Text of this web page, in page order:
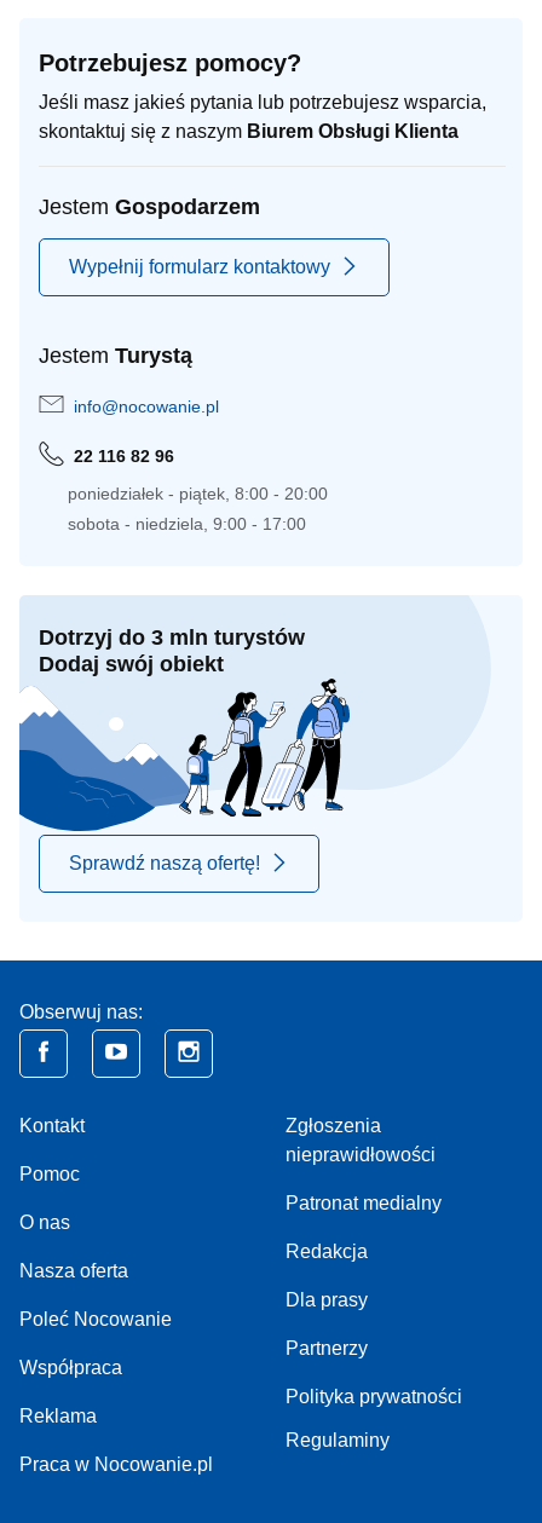
Potrzebujesz pomocy?
Jeśli masz jakieś pytania lub potrzebujesz wsparcia,
skontaktuj się z naszym Biurem Obsługi Klienta
Jestem Gospodarzem
Wypełnij formularz kontaktowy
Jestem Turystą
info@nocowanie.pl
22 116 82 96
poniedziałek - piątek, 8:00 - 20:00
sobota - niedziela, 9:00 - 17:00
Dotrzyj do 3 mln turystów
Dodaj swój obiekt
Sprawdź naszą ofertę!
Obserwuj nas:
Kontakt
Pomoc
O nas
Nasza oferta
Poleć Nocowanie
Współpraca
Reklama
Praca w Nocowanie.pl
Zgłoszenia
nieprawidłowości
Patronat medialny
Redakcja
Dla prasy
Partnerzy
Polityka prywatności
Regulaminy